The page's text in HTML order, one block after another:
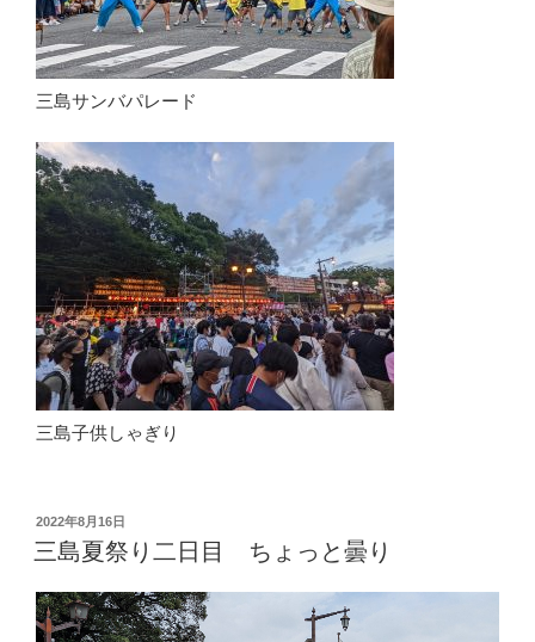
三島サンバパレード
三島子供しゃぎり
投
稿
日:
2022年8月16日
三島夏祭り二日目 ちょっと曇り